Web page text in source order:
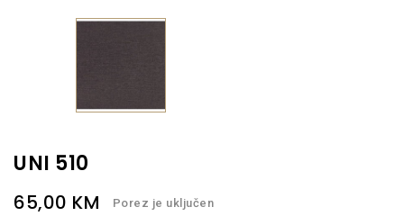
UNI 510
65,00 KM Porez je uključen